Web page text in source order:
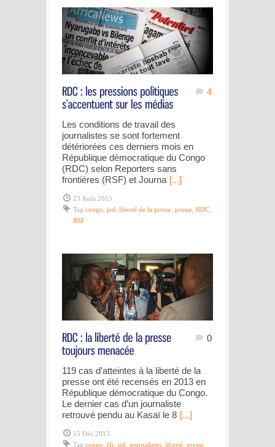
4
Les conditions de travail des
journalistes se sont fortement
détériorées ces derniers mois en
République démocratique du Congo
(RDC) selon Reporters sans
frontières (RSF) et Journa [...]
23 Août 2015
Tag congo jed liberté de la presse presse RDC
RSF
0
119 cas d’atteintes à la liberté de la
presse ont été recensés en 2013 en
République démocratique du Congo.
Le dernier cas d’un journaliste
retrouvé pendu au Kasaï le 8 [...]
15 Déc 2013
Tag congo ffj jed journalistes liberté presse